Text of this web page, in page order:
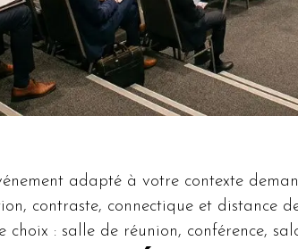
adapté à votre contexte
contraste, connectique et
choix : salle de réunion, conférence,